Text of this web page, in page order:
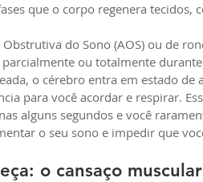
que o corpo regenera
do Sono (AOS) ou de
ou totalmente
o cérebro entra em estado
para você acordar e respirar.
alguns segundos e você
o seu sono e impedir que
o cansaço